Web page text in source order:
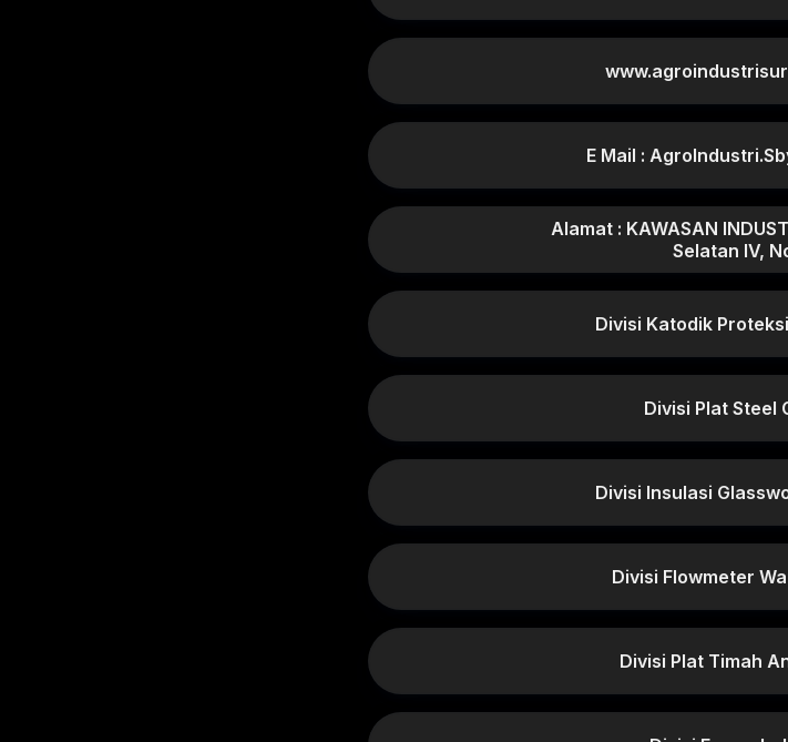
E Mail :
Alamat : KAWASAN
Selatan IV,
Divisi Katodik
Divisi Plat Steel
Divisi Insulasi
Divisi Flowmeter
Divisi Plat Timah